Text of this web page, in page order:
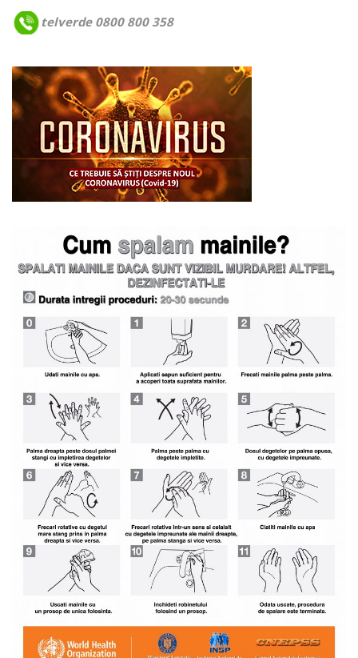
telverde 0800 800 358